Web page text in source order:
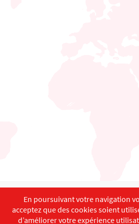
English Français
Copyright ©ISEC-AdW Impressum
En poursuivant votre navigation
acceptez que des cookies soient
d’améliorer votre expérience